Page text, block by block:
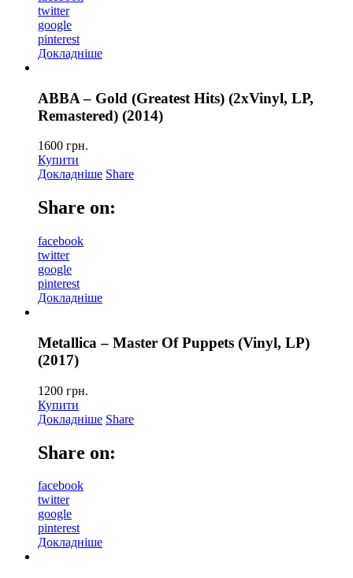
twitter
google
pinterest
Докладніше
ABBA – Gold (Greatest Hits) (2xVinyl, LP,
Remastered) (2014)
1600 грн.
Купити
Докладніше Share
Share on:
facebook
twitter
google
pinterest
Докладніше
Metallica – Master Of Puppets (Vinyl, LP)
(2017)
1200 грн.
Купити
Докладніше Share
Share on:
facebook
twitter
google
pinterest
Докладніше